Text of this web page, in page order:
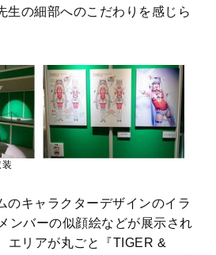
生の細部へのこだわりを感じら
のキャラクターデザインのイラ
ンバーの似顔絵などが展示され
エリアが丸ごと『TIGER &